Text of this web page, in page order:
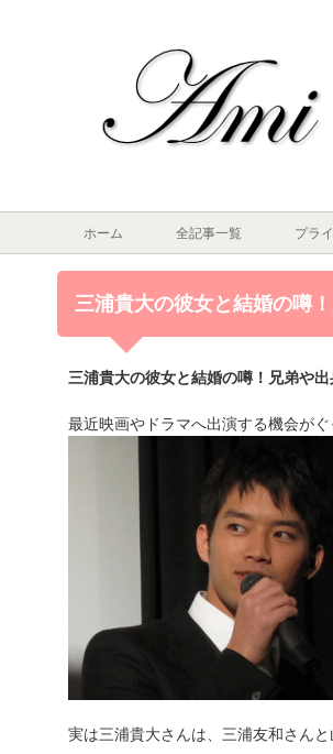
ホーム 全記事一覧 プラ
三浦貴大の彼女と結婚の噂
三浦貴大の彼女と結婚の噂！兄弟や
最近映画やドラマへ出演する機会が
実は三浦貴大さんは、三浦友和さん